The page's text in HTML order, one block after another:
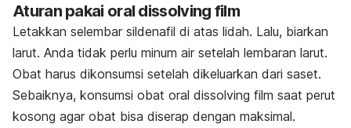
Aturan pakai oral dissolving film
Letakkan selembar sildenafil di atas lidah. Lalu, biarkan
larut. Anda tidak perlu minum air setelah lembaran larut.
Obat harus dikonsumsi setelah dikeluarkan dari saset.
Sebaiknya, konsumsi obat oral dissolving film saat perut
kosong agar obat bisa diserap dengan maksimal.